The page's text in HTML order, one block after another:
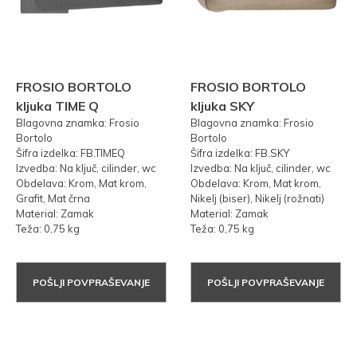
FROSIO BORTOLO
kljuka TIME Q
Blagovna znamka: Frosio
Bortolo
Šifra izdelka: FB.TIMEQ
Izvedba: Na ključ, cilinder, wc
Obdelava: Krom, Mat krom,
Grafit, Mat črna
Material: Zamak
Teža: 0,75 kg
POŠLJI POVPRAŠEVANJE
FROSIO BORTOLO
kljuka SKY
Blagovna znamka: Frosio
Bortolo
Šifra izdelka: FB.SKY
Izvedba: Na ključ, cilinder, wc
Obdelava: Krom, Mat krom,
Nikelj (biser), Nikelj (rožnati)
Material: Zamak
Teža: 0,75 kg
POŠLJI POVPRAŠEVANJE